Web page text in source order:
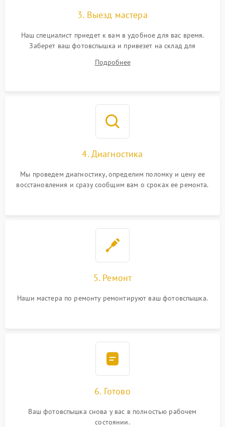
3. Выезд мастера
Наш специалист приедет к вам в удобное для вас время.
Заберет ваш фотовспышка и привезет на склад для
Подробнее
4. Диагностика
Мы проведем диагностику, определим поломку и цену ее
восстановления и сразу сообщим вам о сроках ее ремонта.
5. Ремонт
Наши мастера по ремонту ремонтируют ваш фотовспышка.
6. Готово
Ваш фотовспышка снова у вас в полностью рабочем
состоянии.